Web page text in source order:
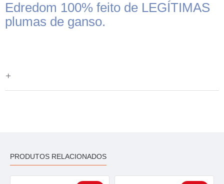
Edredom 100% feito de LEGÍTIMAS
plumas de ganso.
PRODUTOS RELACIONADOS